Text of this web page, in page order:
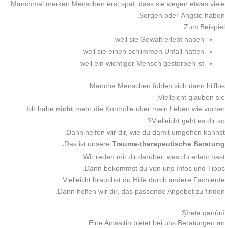
Manchmal merken Menschen erst spät, dass sie wegen etwas viele
Sorgen oder Ängste haben.
Zum Beispiel:
weil sie Gewalt erlebt haben
weil sie einen schlimmen Unfall hatten
weil ein wichtiger Mensch gestorben ist
Manche Menschen fühlen sich dann hilflos.
Vielleicht glauben sie:
Ich habe nicht mehr die Kontrolle über mein Leben wie vorher.
Vielleicht geht es dir so?
Dann helfen wir dir, wie du damit umgehen kannst.
Das ist unsere Trauma-therapeutische Beratung.
Wir reden mit dir darüber, was du erlebt hast.
Dann bekommst du von uns Infos und Tipps.
Vielleicht brauchst du Hilfe durch andere Fachleute.
Dann helfen wir dir, das passende Angebot zu finden.
Şîreta qanûnî
Eine Anwältin bietet bei uns Beratungen an.